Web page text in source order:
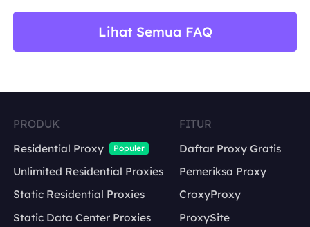
Lihat Semua FAQ
PRODUK
Residential Proxy
Populer
Unlimited Residential Proxies
Static Residential Proxies
Static Data Center Proxies
FITUR
Daftar Proxy Gratis
Pemeriksa Proxy
CroxyProxy
ProxySite